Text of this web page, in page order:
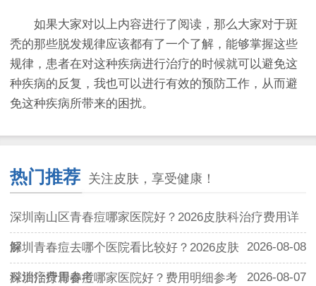
如果大家对以上内容进行了阅读，那么大家对于斑
秃的那些脱发规律应该都有了一个了解，能够掌握这些
规律，患者在对这种疾病进行治疗的时候就可以避免这
种疾病的反复，我也可以进行有效的预防工作，从而避
免这种疾病所带来的困扰。
热门推荐 关注皮肤，享受健康！
深圳南山区青春痘哪家医院好？2026皮肤科治疗费用详
解 2026-08-08
深圳青春痘去哪个医院看比较好？2026皮肤
科治疗费用参考 2026-08-07
深圳治疗青春痘哪家医院好？费用明细参考